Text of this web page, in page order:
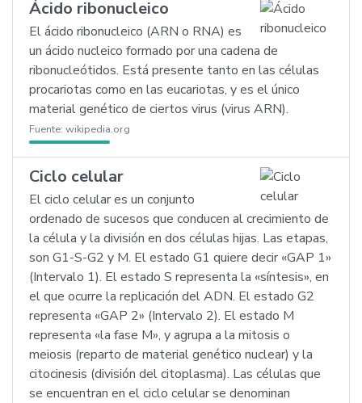
Ácido ribonucleico
El ácido ribonucleico (ARN o RNA) es
un ácido nucleico formado por una cadena de
ribonucleótidos. Está presente tanto en las células
procariotas como en las eucariotas, y es el único
material genético de ciertos virus (virus ARN).
Fuente: wikipedia.org
Ciclo celular
El ciclo celular es un conjunto
ordenado de sucesos que conducen al crecimiento de
la célula y la división en dos células hijas. Las etapas,
son G1-S-G2 y M. El estado G1 quiere decir «GAP 1»
(Intervalo 1). El estado S representa la «síntesis», en
el que ocurre la replicación del ADN. El estado G2
representa «GAP 2» (Intervalo 2). El estado M
representa «la fase M», y agrupa a la mitosis o
meiosis (reparto de material genético nuclear) y la
citocinesis (división del citoplasma). Las células que
se encuentran en el ciclo celular se denominan